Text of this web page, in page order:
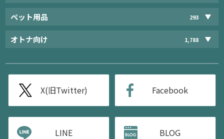
ペット用品 293
オトナ向け 1,788
X(旧Twitter) Facebook
LINE BLOG